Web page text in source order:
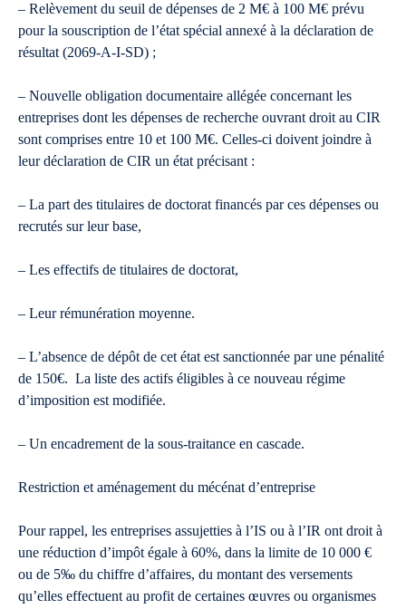
– Relèvement du seuil de dépenses de 2 M€ à 100 M€ prévu
pour la souscription de l’état spécial annexé à la déclaration de
résultat (2069-A-I-SD) ;
– Nouvelle obligation documentaire allégée concernant les
entreprises dont les dépenses de recherche ouvrant droit au CIR
sont comprises entre 10 et 100 M€. Celles-ci doivent joindre à
leur déclaration de CIR un état précisant :
– La part des titulaires de doctorat financés par ces dépenses ou
recrutés sur leur base,
– Les effectifs de titulaires de doctorat,
– Leur rémunération moyenne.
– L’absence de dépôt de cet état est sanctionnée par une pénalité
de 150€. La liste des actifs éligibles à ce nouveau régime
d’imposition est modifiée.
– Un encadrement de la sous-traitance en cascade.
Restriction et aménagement du mécénat d’entreprise
Pour rappel, les entreprises assujetties à l’IS ou à l’IR ont droit à
une réduction d’impôt égale à 60%, dans la limite de 10 000 €
ou de 5‰ du chiffre d’affaires, du montant des versements
qu’elles effectuent au profit de certaines œuvres ou organismes